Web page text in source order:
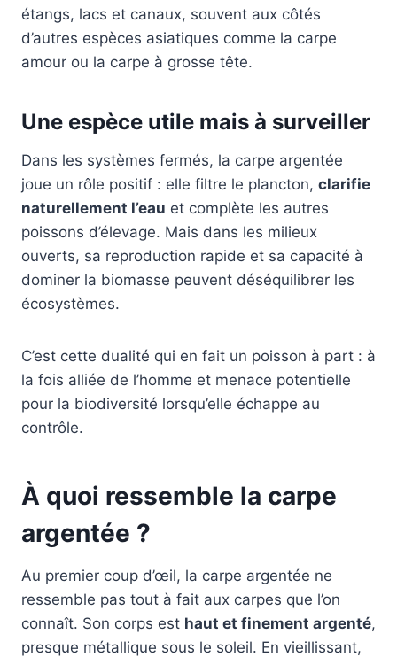
étangs, lacs et canaux, souvent aux côtés
d’autres espèces asiatiques comme la carpe
amour ou la carpe à grosse tête.
Une espèce utile mais à surveiller
Dans les systèmes fermés, la carpe argentée
joue un rôle positif : elle filtre le plancton, clarifie
naturellement l’eau et complète les autres
poissons d’élevage. Mais dans les milieux
ouverts, sa reproduction rapide et sa capacité à
dominer la biomasse peuvent déséquilibrer les
écosystèmes.
C’est cette dualité qui en fait un poisson à part : à
la fois alliée de l’homme et menace potentielle
pour la biodiversité lorsqu’elle échappe au
contrôle.
À quoi ressemble la carpe
argentée ?
Au premier coup d’œil, la carpe argentée ne
ressemble pas tout à fait aux carpes que l’on
connaît. Son corps est haut et finement argenté,
presque métallique sous le soleil. En vieillissant,